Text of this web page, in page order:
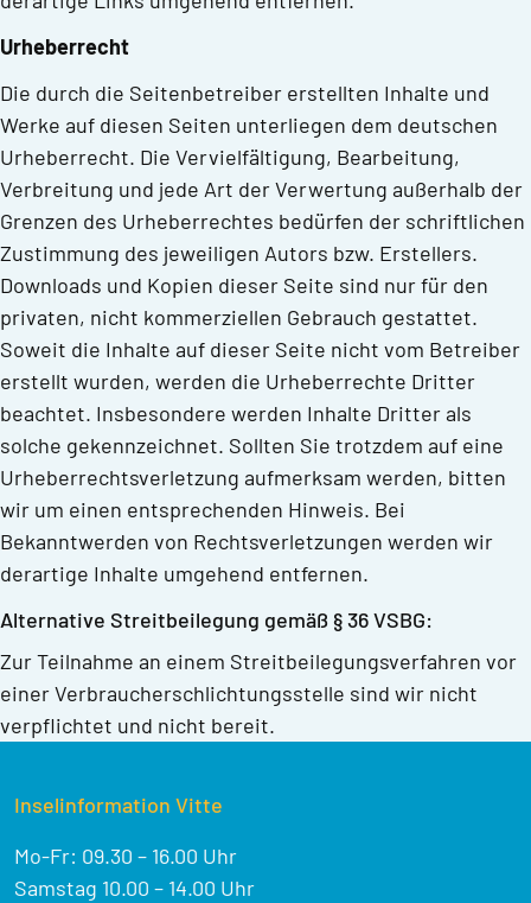
Urheberrecht
Die durch die Seitenbetreiber erstellten Inhalte und
Werke auf diesen Seiten unterliegen dem deutschen
Urheberrecht. Die Vervielfältigung, Bearbeitung,
Verbreitung und jede Art der Verwertung außerhalb der
Grenzen des Urheberrechtes bedürfen der schriftlichen
Zustimmung des jeweiligen Autors bzw. Erstellers.
Downloads und Kopien dieser Seite sind nur für den
privaten, nicht kommerziellen Gebrauch gestattet.
Soweit die Inhalte auf dieser Seite nicht vom Betreiber
erstellt wurden, werden die Urheberrechte Dritter
beachtet. Insbesondere werden Inhalte Dritter als
solche gekennzeichnet. Sollten Sie trotzdem auf eine
Urheberrechtsverletzung aufmerksam werden, bitten
wir um einen entsprechenden Hinweis. Bei
Bekanntwerden von Rechtsverletzungen werden wir
derartige Inhalte umgehend entfernen.
Alternative Streitbeilegung gemäß § 36 VSBG:
Zur Teilnahme an einem Streitbeilegungsverfahren vor
einer Verbraucherschlichtungsstelle sind wir nicht
verpflichtet und nicht bereit.
Inselinformation Vitte
Mo-Fr: 09.30 – 16.00 Uhr
Samstag 10.00 – 14.00 Uhr